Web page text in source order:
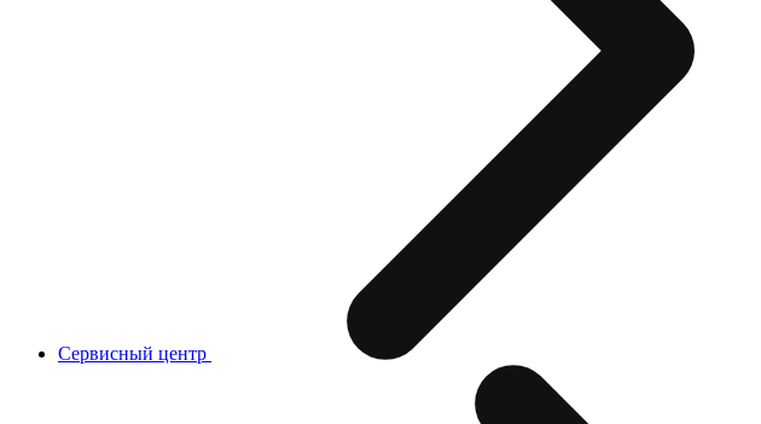
Сервисный центр